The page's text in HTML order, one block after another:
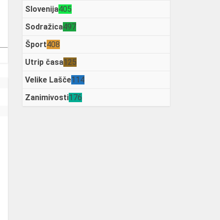
Slovenija405
Sodražica497
Šport408
Utrip časa125
Velike Lašče114
Zanimivosti176